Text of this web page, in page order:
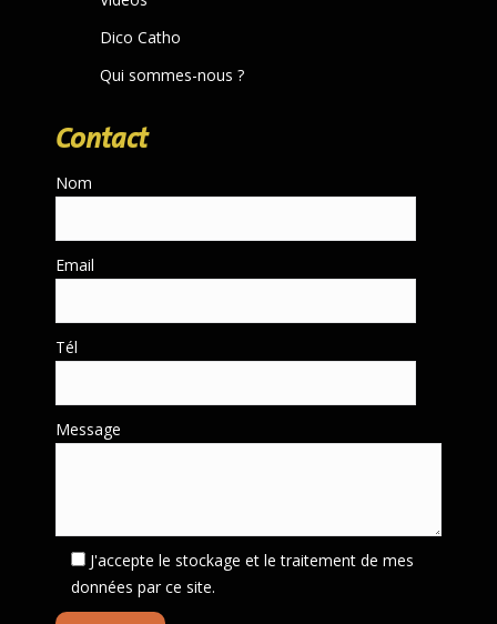
Dico Catho
Qui sommes-nous ?
Contact
Nom
Email
Tél
Message
J'accepte le stockage et le traitement de mes
données par ce site.